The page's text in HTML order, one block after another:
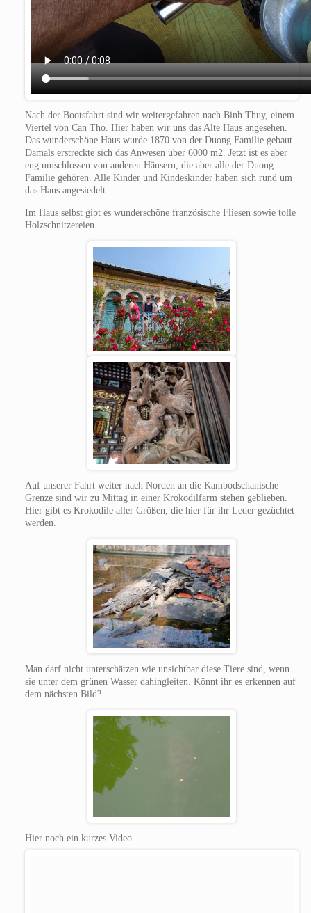
Nach der Bootsfahrt sind wir weitergefahren nach Binh Thuy, einem
Viertel von Can Tho. Hier haben wir uns das Alte Haus angesehen.
Das wunderschöne Haus wurde 1870 von der Duong Familie gebaut.
Damals erstreckte sich das Anwesen über 6000 m2. Jetzt ist es aber
eng umschlossen von anderen Häusern, die aber alle der Duong
Familie gehören. Alle Kinder und Kindeskinder haben sich rund um
das Haus angesiedelt.
Im Haus selbst gibt es wunderschöne französische Fliesen sowie tolle
Holzschnitzereien.
Auf unserer Fahrt weiter nach Norden an die Kambodschanische
Grenze sind wir zu Mittag in einer Krokodilfarm stehen geblieben.
Hier gibt es Krokodile aller Größen, die hier für ihr Leder gezüchtet
werden.
Man darf nicht unterschätzen wie unsichtbar diese Tiere sind, wenn
sie unter dem grünen Wasser dahingleiten. Könnt ihr es erkennen auf
dem nächsten Bild?
Hier noch ein kurzes Video.